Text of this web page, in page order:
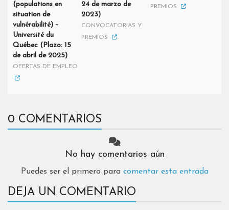
(populations en
situation de
vulnérabilité) –
Université du
Québec (Plazo: 15
de abril de 2025)
OFERTAS DE EMPLEO
24 de marzo de
2023)
CONVOCATORIAS Y
PREMIOS
PREMIOS
0 COMENTARIOS
No hay comentarios aún
Puedes ser el primero para comentar esta entrada
DEJA UN COMENTARIO